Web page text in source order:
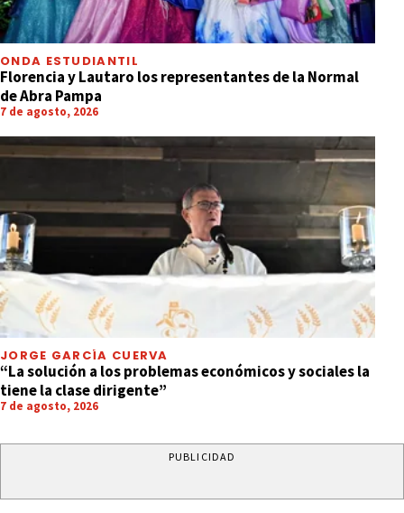
ONDA ESTUDIANTIL
Florencia y Lautaro los representantes de la Normal
de Abra Pampa
7 de agosto, 2026
JORGE GARCÍA CUERVA
“La solución a los problemas económicos y sociales la
tiene la clase dirigente”
7 de agosto, 2026
PUBLICIDAD